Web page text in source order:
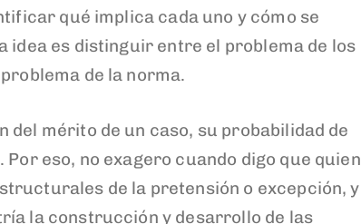
qué implica cada uno y cómo se
idea es distinguir entre el problema de los
de la norma.
del mérito de un caso, su probabilidad de
eso, no exagero cuando digo que quien
de la pretensión o excepción, y
la construcción y desarrollo de las